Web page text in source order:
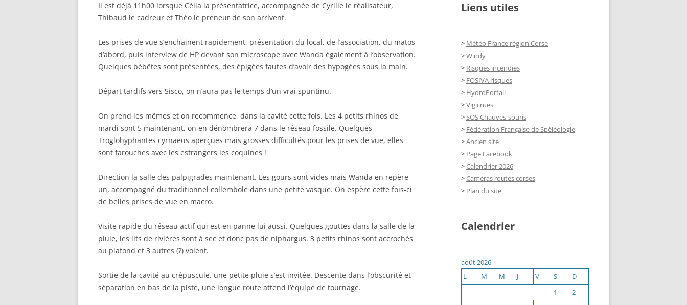
Il est déjà 11h00 lorsque Célia la présentatrice, accompagnée de Cyrille le réalisateur,
Thibaud le cadreur et Théo le preneur de son arrivent.
Les prises de vue s’enchainent rapidement, présentation du local, de l’association, du matos
d’abord, puis interview de HP devant son microscope avec Wanda également à l’observation.
Quelques bébêtes sont présentées, des épigées fautes d’avoir des hypogées sous la main.
Départ tardifs vers Sisco, on n’aura pas le temps d’un vrai spuntinu.
On prend les mêmes et on recommence, dans la cavité cette fois. Les 4 petits rhinos de
mardi sont 5 maintenant, on en dénombrera 7 dans le réseau fossile. Quelques
Troglohyphantes cyrnaeus aperçues mais grosses difficultés pour les prises de vue, elles
sont farouches avec les estrangers les coquines !
Direction la salle des palpigrades maintenant. Les gours sont vides mais Wanda en repère
un, accompagné du traditionnel collembole dans une petite vasque. On espère cette fois-ci
de belles prises de vue en macro.
Visite rapide du réseau actif qui est en panne lui aussi. Quelques gouttes dans la salle de la
pluie, les lits de rivières sont à sec et donc pas de niphargus. 3 petits rhinos sont accrochés
au plafond et 3 autres (?) volent.
Sortie de la cavité au crépuscule, une petite pluie s’est invitée. Descente dans l’obscurité et
séparation en bas de la piste, une longue route attend l’équipe de tournage.
Liens utiles
> Météo France région Corse
>Windy
> Risques incendies
> FOSIVA risques
> HydroPortail
>Vigicrues
>SOS Chauves-souris
> Fédération Française de Spéléologie
>Ancien site
> Page Facebook
>Calendrier 2026
>Caméras routes corses
> Plan du site
Calendrier
août 2026
L
M M J V S
D
1
2